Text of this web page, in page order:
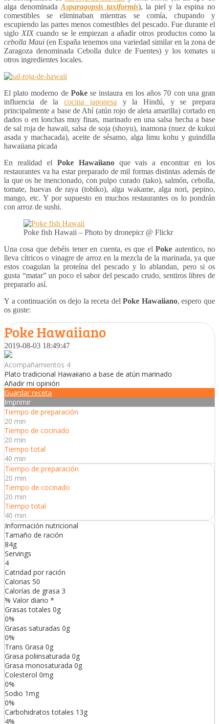
alga denominadaAsparagopsis taxiformis), la piel y la espina no
comestibles se eliminaban mientras se comía, chupando y
escupiendo las partes menos comestibles del pescado. Fue durante el
siglo XIXcuando se le empiezan a añadir otros productos como la
cebolla Maui (en España tenemos una variedad similar en la zona de
Zaragoza denominada Cebolla dulce de Fuentes) y los tomates u
otros ingredientes locales.
El plato moderno de Pokese instaura en los años 70 con una gran
influencia de lacocina japonesa y la Hindú, y se prepara
principalmente a base de Ahí (atún rojo de aleta amarilla) cortado en
dados o en lonchas muy finas, marinado en una salsa hecha a base
de sal roja de hawaii, salsa de soja (shoyu), inamona (nuez de kukui
asada y machacada), aceite de sésamo, alga limu kohu y guindilla
hawaiiana picada
En realidad el Poke Hawaiianoque vais a encontrar en los
restaurantes va ha estar preparado de mil formas distintas además de
la que os he mencionado, con pulpo curado (tako), salmón, cebolla,
tomate, huevas de raya (tobiko), alga wakame, alga nori, pepino,
mango, etc. Y por supuesto en muchos restaurantes os lo pondrán
con arroz de sushi.
Poke fish Hawaii – Photo by dronepicr @ Flickr
Una cosa que debéis tener en cuenta, es que elPoke autentico, no
lleva cítricos o vinagre de arroz en la mezcla de la marinada, ya que
estos coagulan la proteína del pescado y lo ablandan, pero si os
gusta “matar” un poco el sabor del pescado crudo, sentiros libres de
prepararlo así.
Y a continuación os dejo la receta delPoke Hawaiiano, espero que
os guste:
Poke Hawaiiano
2019-08-03 18:49:47
Acompañamientos 4
Plato tradicional Hawaiiano a base de atún marinado
Añadir mi opinión
Guardar receta
Imprimir
Tiempo de preparación
20 min
Tiempo de cocinado
20 min
Tiempo total
40 min
Tiempo de preparación
20 min
Tiempo de cocinado
20 min
Tiempo total
40 min
Información nutricional
Tamaño de ración
84g
Servings
4
Catridad por ración
Calorias 50
Calorías de grasa 3
% Valor diario *
Grasas totales 0g
0%
Grasas saturadas 0g
0%
Trans Grasa 0g
Grasa poliinsaturada 0g
Grasa monosaturada 0g
Colesterol 0mg
0%
Sodio 1mg
0%
Carbohidratos totales 13g
4%